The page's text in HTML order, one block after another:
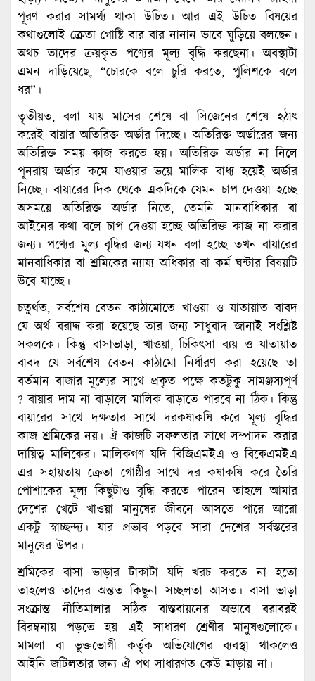
পূরণ করার সামর্থ্য থাকা উচিত। আর এই উচিত বিষয়ের
কথাগুলোই ক্রেতা গোষ্টি বার বার নানান ভাবে ঘুড়িয়ে বলছেন।
অথচ তাদের ক্রয়কৃত পণ্যের মূল্য বৃদ্ধি করছেনা। অবস্থাটা
এমন দাড়িয়েছে, “চোরকে বলে চুরি করতে, পুলিশকে বলে
ধর”।
তৃতীয়ত, বলা যায় মাসের শেষে বা সিজেনের শেষে হঠাৎ
করেই বায়ার অতিরিক্ত অর্ডার দিচ্ছে। অতিরিক্ত অর্ডারের জন্য
অতিরিক্ত সময় কাজ করতে হয়। অতিরিক্ত অর্ডার না নিলে
পূনরায় অর্ডার কমে যাওয়ার ভয়ে মালিক বাধ্য হয়েই অর্ডার
নিচ্ছে। বায়ারের দিক থেকে একদিকে যেমন চাপ দেওয়া হচ্ছে
অসময়ে অতিরিক্ত অর্ডার নিতে, তেমনি মানবাধিকার বা
আইনের কথা বলে চাপ দেওয়া হচ্ছে অতিরিক্ত কাজ না করার
জন্য। পণ্যের মূূল্য বৃদ্ধির জন্য যখন বলা হচ্ছে তখন বায়ারের
মানবাধিকার বা শ্রমিকের ন্যায্য অধিকার বা কর্ম ঘন্টার বিষয়টি
উবে যাচ্ছে।
চতুর্থত, সর্বশেষ বেতন কাঠামোতে খাওয়া ও যাতায়াত বাবদ
যে অর্থ বরাদ্দ করা হয়েছে তার জন্য সাধুবাদ জানাই সংশ্লিষ্ট
সকলকে। কিন্তু বাসাভাড়া, খাওয়া, চিকিৎসা ব্যয় ও যাতায়াত
বাবদ যে সর্বশেষ বেতন কাঠামো নির্ধারণ করা হয়েছে তা
বর্তমান বাজার মূল্যের সাথে প্রকৃত পক্ষে কতটুকু সামঞ্জস্যপূর্ণ
? বায়ার দাম না বাড়ালে মালিক বাড়াতে পারবে না ঠিক। কিন্তু
বায়ারের সাথে দক্ষতার সাথে দরকষাকষি করে মূল্য বৃদ্ধির
কাজ শ্রমিকের নয়। ঐ কাজটি সফলতার সাথে সম্পাদন করার
দায়িত্ব মালিকের। মালিকগণ যদি বিজিএমইএ ও বিকেএমইএ
এর সহায়তায় ক্রেতা গোষ্ঠীর সাথে দর কষাকষি করে তৈরি
পোশাকের মূল্য কিছুটাও বৃদ্ধি করতে পারেন তাহলে আমার
দেশের খেটে খাওয়া মানুষের জীবনে আসতে পারে আরো
একটু স্বাচ্ছন্দ্য। যার প্রভাব পড়বে সারা দেশের সর্বস্তরের
মানুষের উপর।
শ্রমিকের বাসা ভাড়ার টাকাটা যদি খরচ করতে না হতো
তাহলেও তাদের অন্তত কিছুনা সচ্ছলতা আসত। বাসা ভাড়া
সংক্রান্ত নীতিমালার সঠিক বাস্তবায়নের অভাবে বরাবরই
বিরম্বনায় পড়তে হয় এই সাধারণ শ্রেণীর মানুষগুলোকে।
মামলা বা ভুক্তভোগী কর্তৃক অভিযোগের ব্যবস্থা থাকলেও
আইনি জটিলতার জন্য ঐ পথ সাধারণত কেউ মাড়ায় না।